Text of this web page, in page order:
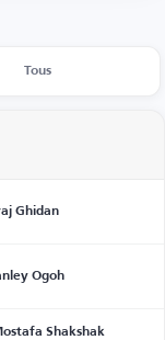
Tous
Ghidan
Ogoh
Shakshak